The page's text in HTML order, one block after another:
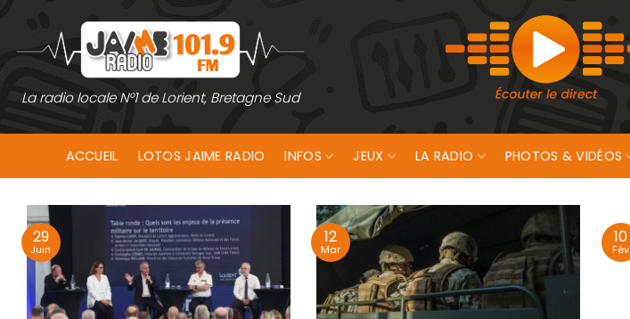
contenu
La radio locale N°1 de Lorient, Bretagne Sud
ACCUEIL LOTOS JAIME RADIO INFOS JEUX LA RADIO PHOTOS & VIDÉOS
29
Juin
12
Mar
10
Fév